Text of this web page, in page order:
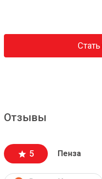
Отзывы
5 Пенза